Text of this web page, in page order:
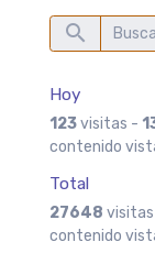
Hoy
123visitas -
contenido
Total
27648
contenido